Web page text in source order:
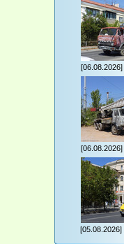
[06.08.2026]
[06.08.2026]
[05.08.2026]